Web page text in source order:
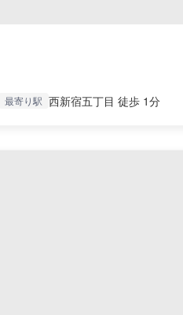
最寄り駅 西新宿五丁目 徒歩 1分